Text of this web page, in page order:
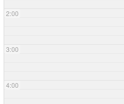
2:00
3:00
4:00